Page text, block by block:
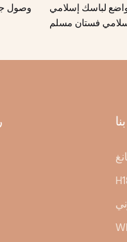
وصول
لباسك إسلامي
فستان مسلم